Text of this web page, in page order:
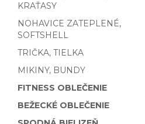
KRAŤASY
NOHAVICE ZATEPLENÉ,
SOFTSHELL
TRIČKA, TIELKA
MIKINY, BUNDY
FITNESS OBLEČENIE
BEŽECKÉ OBLEČENIE